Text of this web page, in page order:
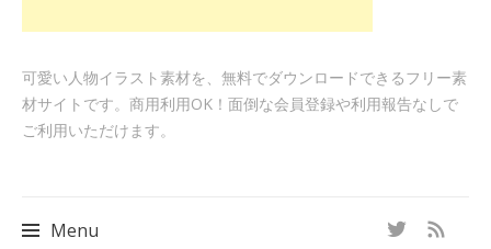
可愛い人物イラスト素材を、無料でダウンロードできるフリー素
材サイトです。商用利用OK！面倒な会員登録や利用報告なしで
ご利用いただけます。
Menu